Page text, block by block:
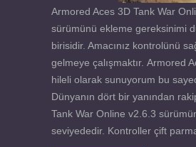
Armored Aces 3D Tank War
sürümünü ekleme gereksinimi
birisidir. Amacınız kontrolünü
gelmeye çalışmaktır. Armored
hileli olarak sunuyorum bu
Dünyanın dört bir yanından
Tank War Online v2.6.3
seviyededir. Kontroller çift